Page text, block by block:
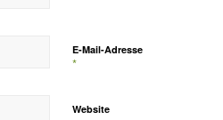
E-Mail-Adresse
*
Website